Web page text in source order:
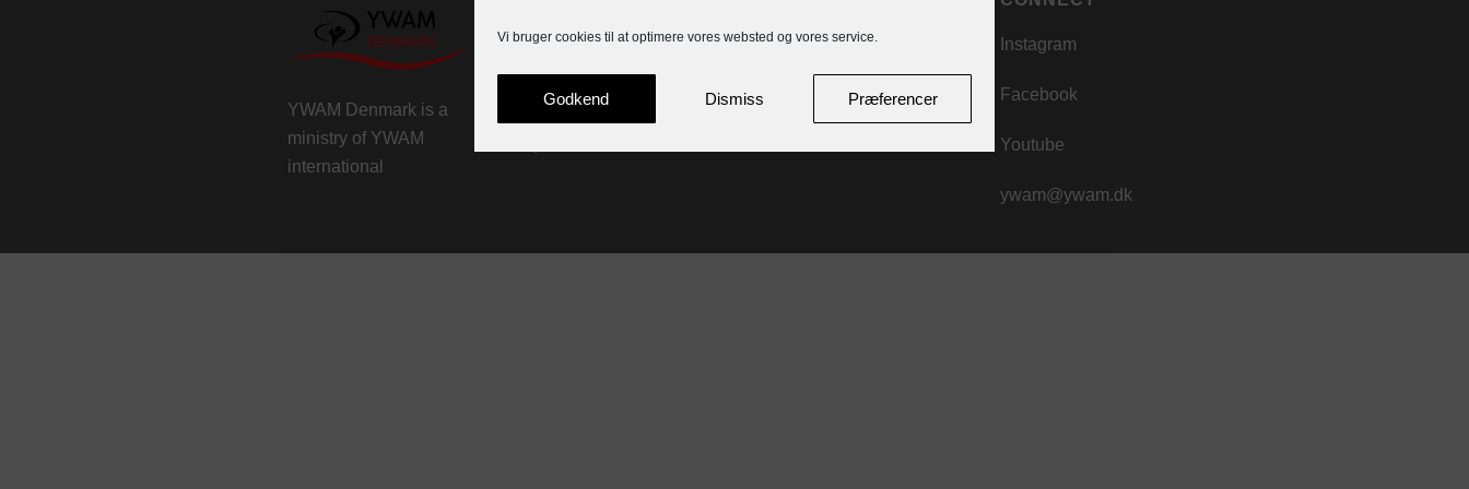
Vi bruger cookies til at optimere vores websted og vores service.
Godkend Dismiss Præferencer
YWAM Denmark is a
ministry of YWAM
international
SJELLEBRO
8544 Mørke
COPENHAGEN
1210 København
Instagram
Facebook
Youtube
ywam@ywam.dk